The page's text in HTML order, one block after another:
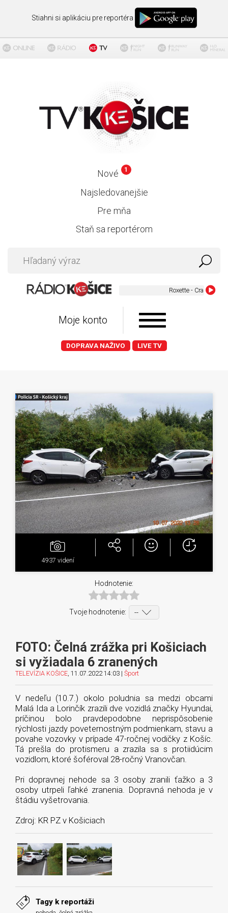
Stiahni si aplikáciu pre reportéra
Nové 1
Najsledovanejšie
Pre mňa
Staň sa reportérom
Moje konto
DOPRAVA NAŽIVO LIVE TV
4937 videní
Hodnotenie:
Tvoje hodnotenie:
FOTO: Čelná zrážka pri Košiciach
si vyžiadala 6 zranených
TELEVÍZIA KOŠICE , 11.07.2022 14:03 | Šport
V nedeľu (10.7.) okolo poludnia sa medzi obcami
Malá Ida a Lorinčík zrazili dve vozidlá značky Hyundai,
príčinou bolo pravdepodobne neprispôsobenie
rýchlosti jazdy poveternostným podmienkam, stavu a
povahe vozovky v prípade 47-ročnej vodičky z Košíc.
Tá prešla do protismeru a zrazila sa s protiidúcim
vozidlom, ktoré šoféroval 28-ročný Vranovčan.
Pri dopravnej nehode sa 3 osoby zranili ťažko a 3
osoby utrpeli ľahké zranenia. Dopravná nehoda je v
štádiu vyšetrovania.
Zdroj: KR PZ v Košiciach
Tagy k reportáži